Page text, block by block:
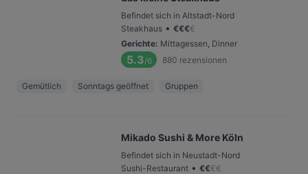
Befindet sich in Altstadt-Nord
Steakhaus • €€€€
Gerichte: Mittagessen, Dinner
5.3/6 880 rezensionen
Gemütlich Sonntags geöffnet Gruppen
Mikado Sushi & More Köln
Befindet sich in Neustadt-Nord
Sushi-Restaurant • €€€€